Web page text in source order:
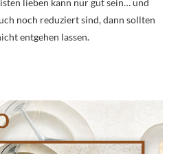
lieben kann nur gut sein… und
noch reduziert sind, dann sollten
entgehen lassen.